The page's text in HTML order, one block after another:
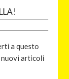
a questo
nuovi articoli